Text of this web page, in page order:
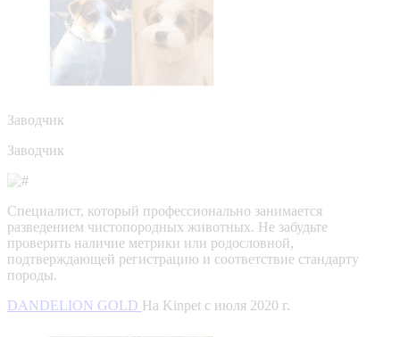
Заводчик
Заводчик
Специалист, который профессионально занимается
разведением чистопородных животных. Не забудьте
проверить наличие метрики или родословной,
подтверждающей регистрацию и соответствие стандарту
породы.
DANDELION GOLD На Kinpet c июля 2020 г.